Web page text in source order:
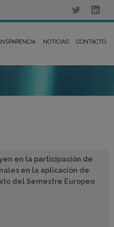
NOTICIAS CONTACTO
en la participación de
en la aplicación de
del Semestre Europeo